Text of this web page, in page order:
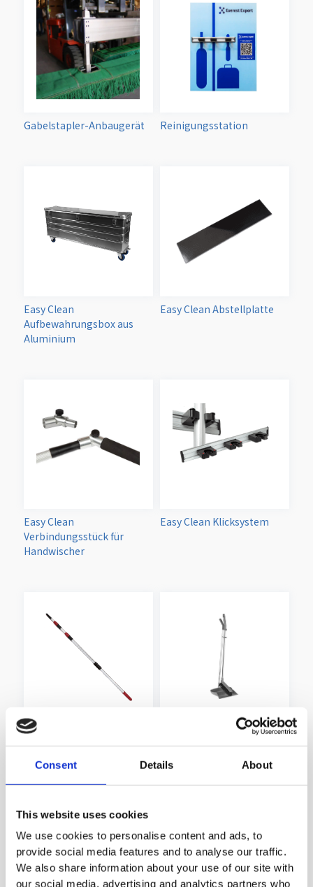
Consent Details About
This website uses cookies
We use cookies to personalise content and ads, to
provide social media features and to analyse our traffic.
We also share information about your use of our site with
our social media, advertising and analytics partners who
Gabelstapler-Anbaugerät Reinigungsstation
Easy Clean
Aufbewahrungsbox aus
Aluminium
Easy Clean Abstellplatte
Easy Clean
Verbindungsstück für
Handwischer
Easy Clean Klicksystem
Easy Clean Teleskopstiel
(4m / 6m)
Kehrschaufel und Bürste
mit langem Stiel,
Kunststoff